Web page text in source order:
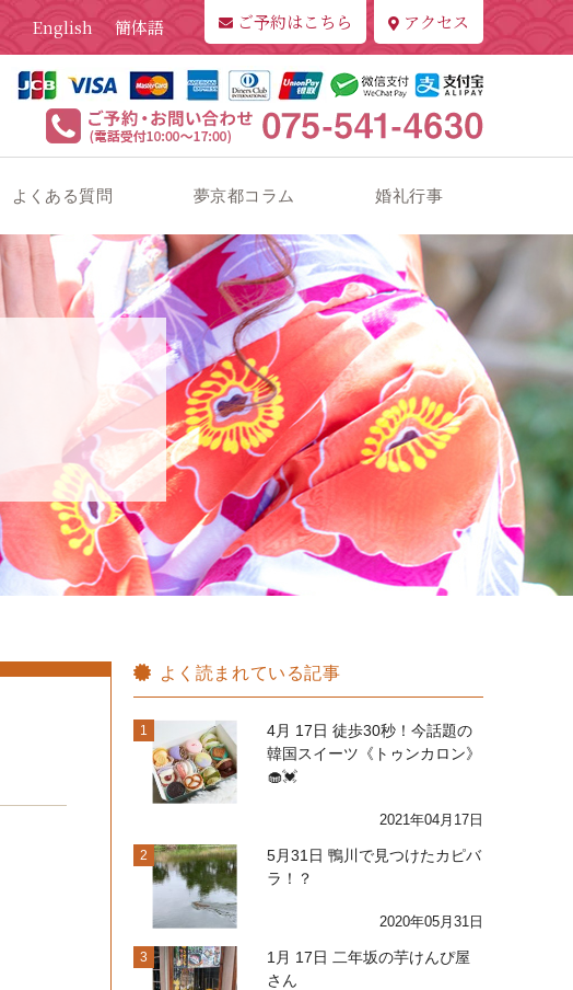
English 簡体語 ご予約はこちら アクセス
よくある質問 夢京都コラム
婚礼行事
よく読まれている記事
1
4月 17日 徒歩30秒！今話題の
韓国スイーツ《トゥンカロン》
🧁💓
2021年04月17日
2
5月31日 鴨川で見つけたカピバ
ラ！？
2020年05月31日
3
1月 17日 二年坂の芋けんぴ屋
さん